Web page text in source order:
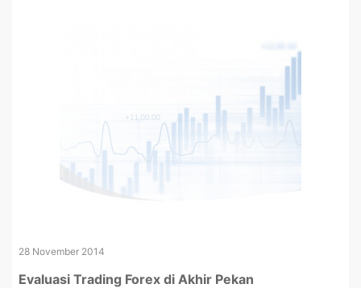
28 November 2014
Evaluasi Trading Forex di Akhir Pekan